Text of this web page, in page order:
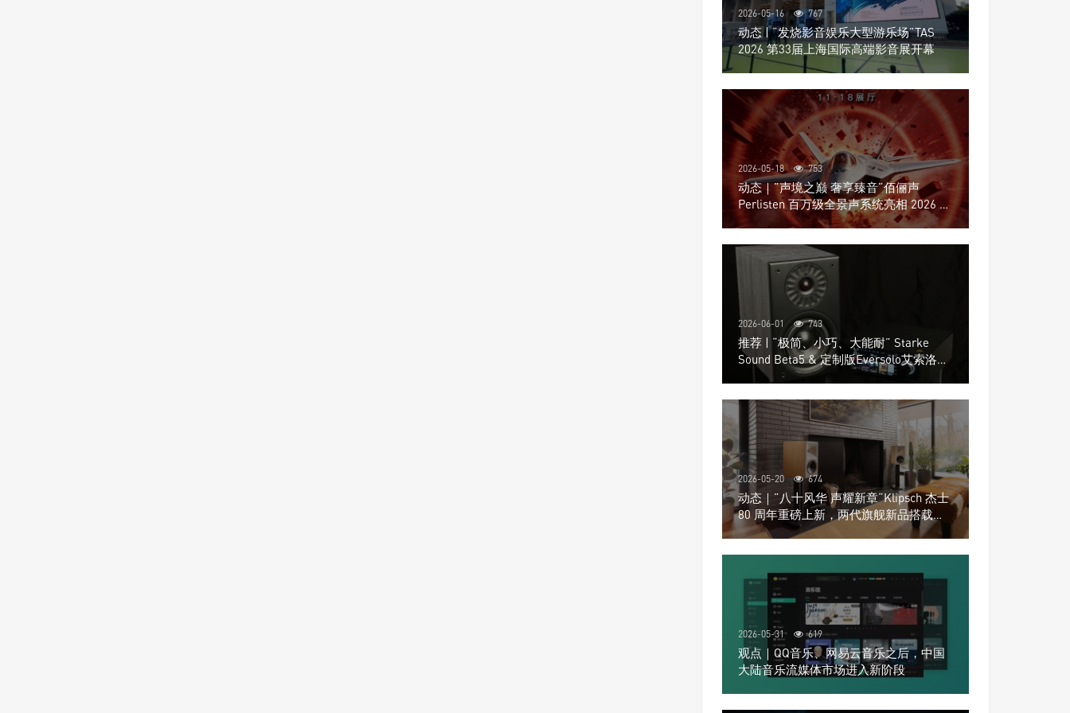
2026-05-16 767
动态 | “发烧影音娱乐大型游乐场”TAS
2026 第33届上海国际高端影音展开幕
2026-05-18 753
动态｜”声境之巅 奢享臻音”佰俪声
Perlisten 百万级全景声系统亮相 2026 北
京国际音响展
2026-06-01 743
推荐 | “极简、小巧、大能耐” Starke
Sound Beta5 & 定制版Eversolo艾索洛
Play音响组合
2026-05-20 674
动态｜”八十风华 声耀新章“Klipsch 杰士
80 周年重磅上新，两代旗舰新品搭载硬
核配置音质再升级
2026-05-31 619
观点｜QQ音乐、网易云音乐之后，中国
大陆音乐流媒体市场进入新阶段